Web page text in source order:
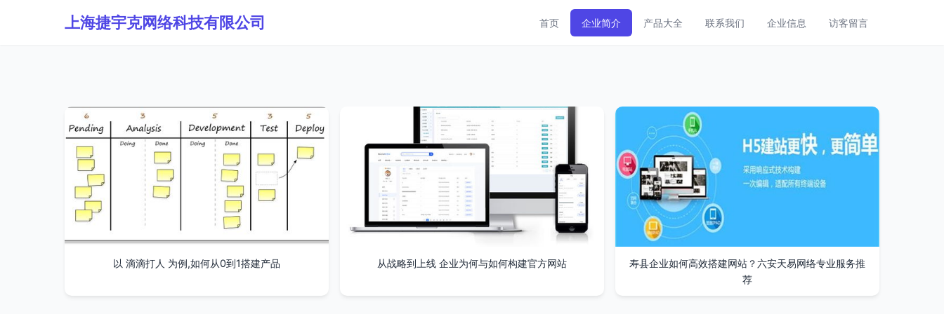
上海捷宇克网络科技有限公司 首页 企业简介 产品大全 联系我们 企业信息 访客留言
以 滴滴打人 为例,如何从0到1搭建产品 从战略到上线 企业为何与如何构建官方网站
寿县企业如何高效搭建网站？六安天易网络专业服务推
荐